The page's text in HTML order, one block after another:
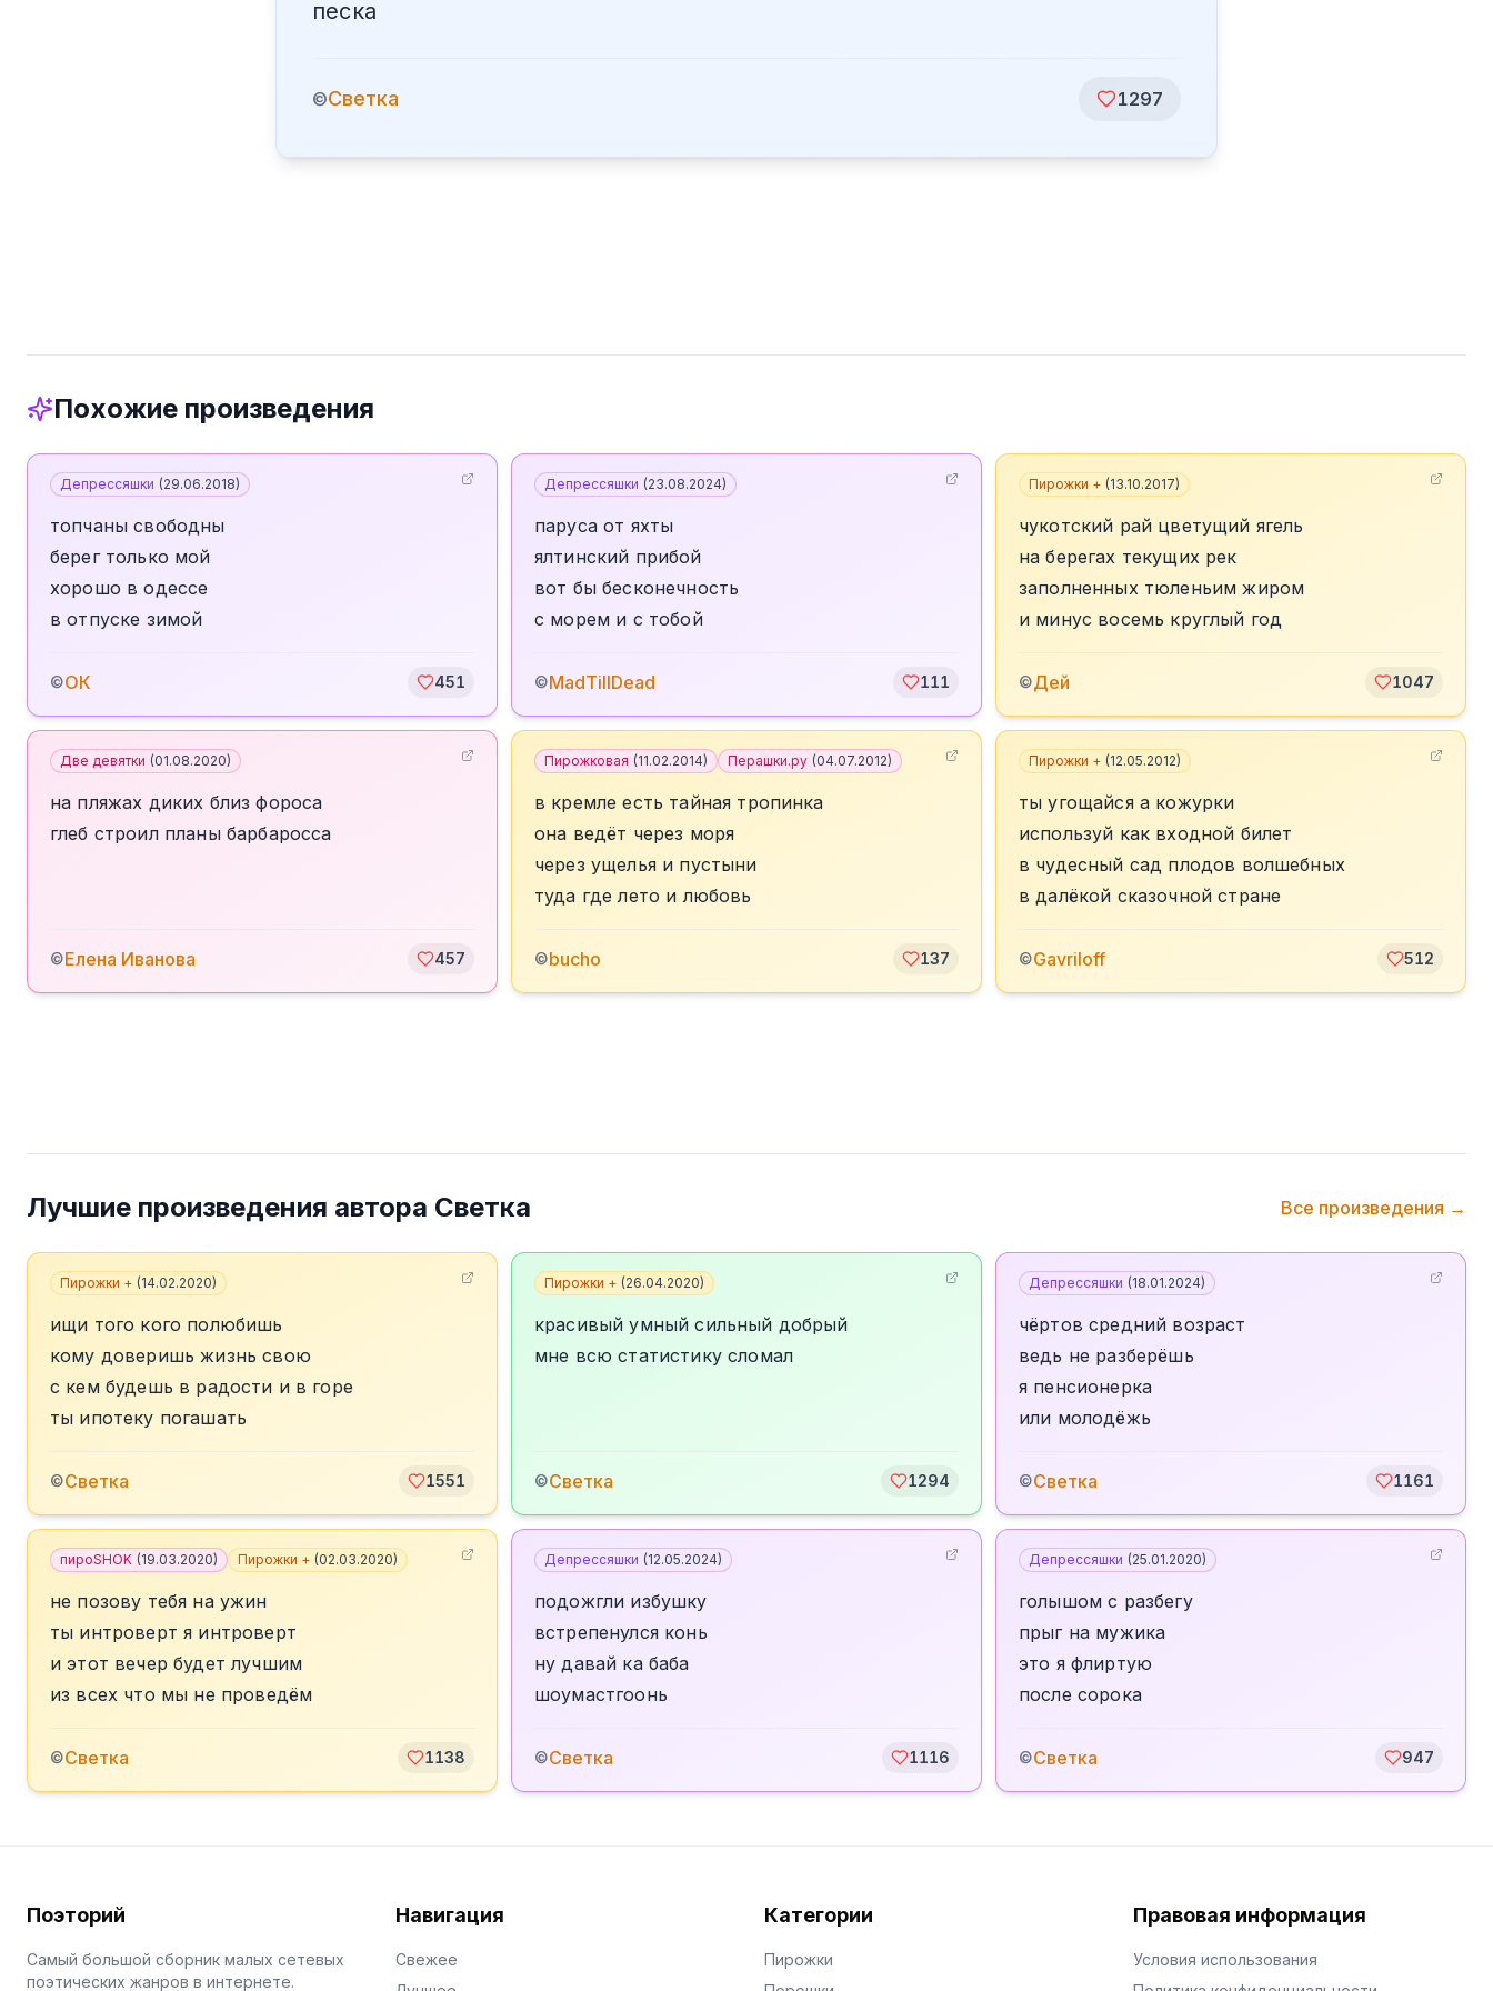
песка
©Светка 1297
Похожие произведения
Депрессяшки (29.06.2018)
топчаны свободны
берег только мой
хорошо в одессе
в отпуске зимой
©ОК 451
Депрессяшки (23.08.2024)
паруса от яхты
ялтинский прибой
вот бы бесконечность
с морем и с тобой
©MadTillDead 111
Пирожки + (13.10.2017)
чукотский рай цветущий ягель
на берегах текущих рек
заполненных тюленьим жиром
и минус восемь круглый год
©Дей 1047
Две девятки (01.08.2020)
на пляжах диких близ фороса
глеб строил планы барбаросса
©Елена Иванова 457
Пирожковая (11.02.2014) Перашки.ру (04.07.2012)
в кремле есть тайная тропинка
она ведёт через моря
через ущелья и пустыни
туда где лето и любовь
©bucho 137
Пирожки + (12.05.2012)
ты угощайся а кожурки
используй как входной билет
в чудесный сад плодов волшебных
в далёкой сказочной стране
©Gavriloff 512
Лучшие произведения автора Светка Все произведения →
Пирожки + (14.02.2020)
ищи того кого полюбишь
кому доверишь жизнь свою
с кем будешь в радости и в горе
ты ипотеку погашать
©Светка 1551
Пирожки + (26.04.2020)
красивый умный сильный добрый
мне всю статистику сломал
©Светка 1294
Депрессяшки (18.01.2024)
чёртов средний возраст
ведь не разберёшь
я пенсионерка
или молодёжь
©Светка 1161
пироSHOK (19.03.2020) Пирожки + (02.03.2020)
не позову тебя на ужин
ты интроверт я интроверт
и этот вечер будет лучшим
из всех что мы не проведём
©Светка 1138
Депрессяшки (12.05.2024)
подожгли избушку
встрепенулся конь
ну давай ка баба
шоумастгоонь
©Светка 1116
Депрессяшки (25.01.2020)
голышом с разбегу
прыг на мужика
это я флиртую
после сорока
©Светка 947
Поэторий
Самый большой сборник малых сетевых
поэтических жанров в интернете.
Навигация
Свежее
Категории
Пирожки
Правовая информация
Условия использования